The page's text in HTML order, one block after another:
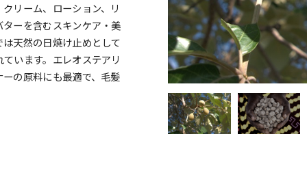
リーム、ローション、リ
ーを含むスキンケア・美
天然の日焼け止めとして
います。エレオステアリ
の原料にも最適で、毛髪